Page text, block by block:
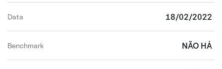
Data 18/02/2022
Benchmark NÃO HÁ